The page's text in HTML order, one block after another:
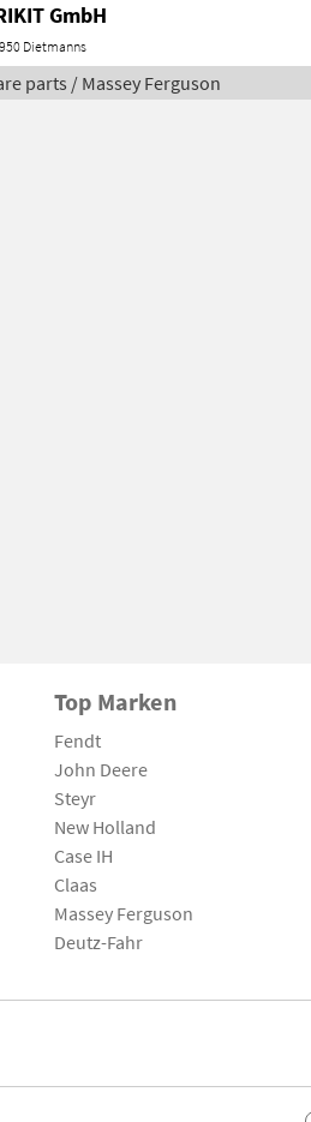
GmbH
Dietmanns
parts / Massey Ferguson
Top Marken
Fendt
John Deere
Steyr
New Holland
Case IH
Claas
Massey Ferguson
Deutz-Fahr